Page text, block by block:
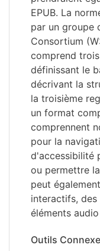
EPUB. La
par un groupe
Consortium
comprend
définissant le
décrivant la
la troisième
un format
comprennent
pour la
d'accessibilité
ou permettre
peut
interactifs, des
éléments
Outils